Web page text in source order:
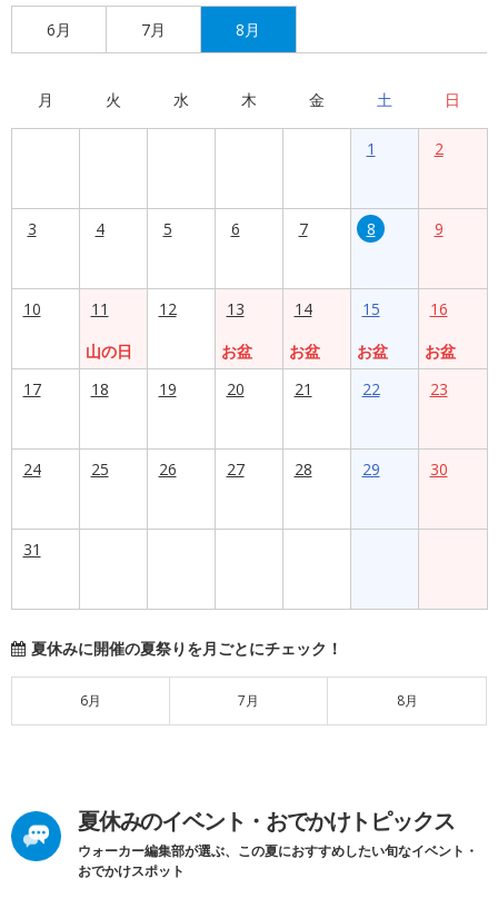
6月 7月 8月
月 火 水 木 金 土 日
1 2
3 4 5 6 7 8 9
10
11
山の日
12
13
お盆
14
お盆
15
お盆
16
お盆
17
18 19 20 21 22 23
24 25 26 27 28 29 30
31
夏休みに開催の夏祭りを月ごとにチェック！
6月 7月 8月
夏休みのイベント・おでかけトピックス
ウォーカー編集部が選ぶ、この夏におすすめしたい旬なイベント・
おでかけスポット